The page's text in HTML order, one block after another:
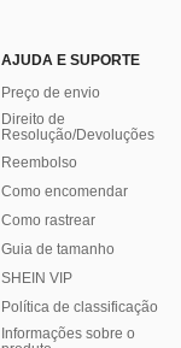
AJUDA E SUPORTE
Preço de envio
Direito de
Resolução/Devoluções
Reembolso
Como encomendar
Como rastrear
Guia de tamanho
SHEIN VIP
Política de classificação
​Informações sobre o